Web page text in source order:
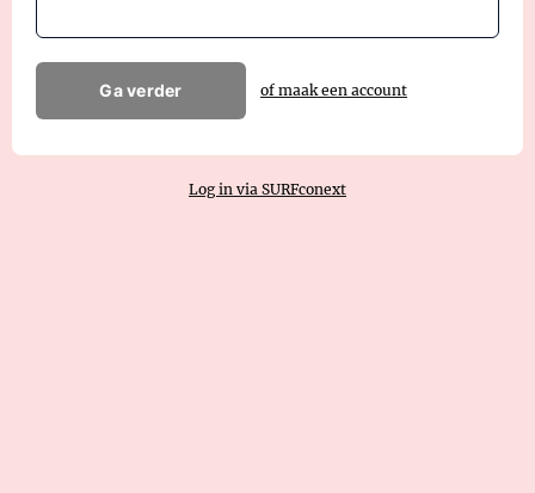
Ga verder of maak een account
Log in via SURFconext